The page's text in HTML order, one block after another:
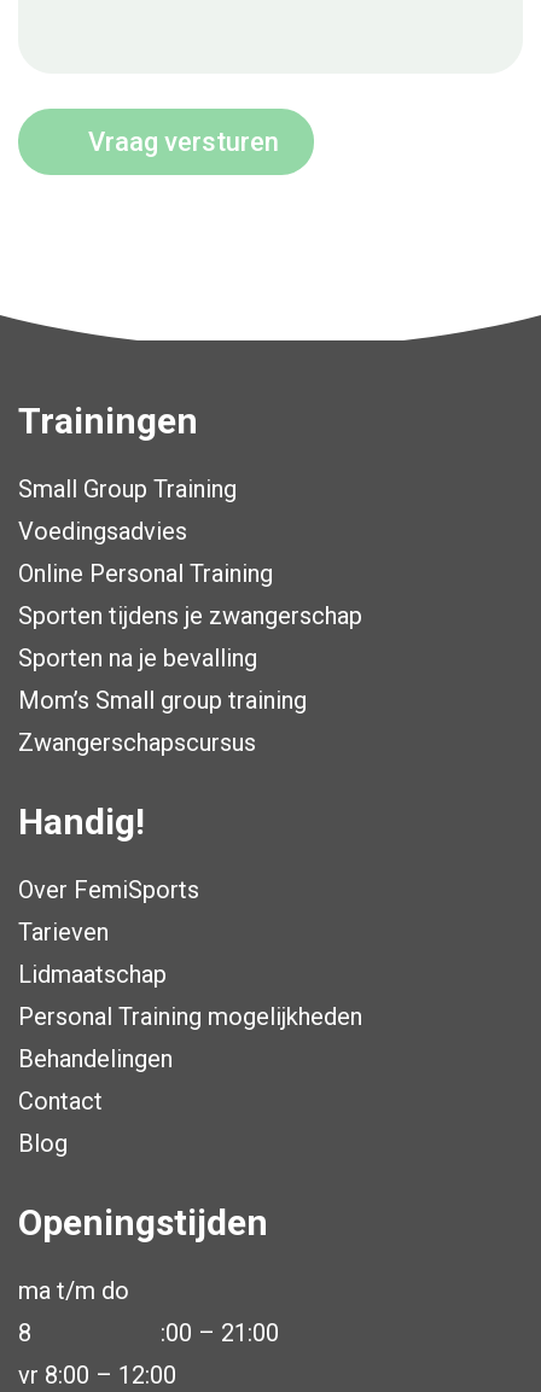
Trainingen
Small Group Training
Voedingsadvies
Online Personal Training
Sporten tijdens je zwangerschap
Sporten na je bevalling
Mom’s Small group training
Zwangerschapscursus
Handig!
Over FemiSports
Tarieven
Lidmaatschap
Personal Training mogelijkheden
Behandelingen
Contact
Blog
Openingstijden
ma t/m do
8
:00 – 21:00
vr 8:00 – 12:00